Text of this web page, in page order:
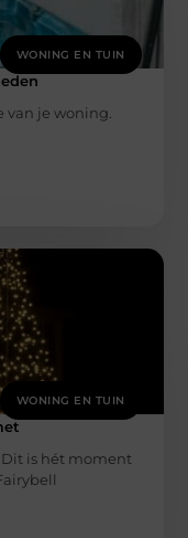
WONING EN TUIN
van je woning.
WONING EN TUIN
is hét moment